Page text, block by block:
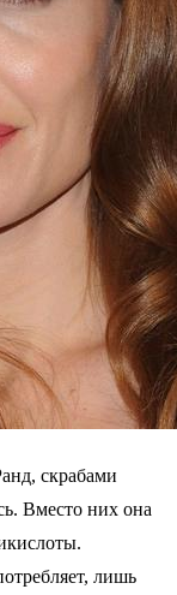
скрабами
Вместо них она
лишь